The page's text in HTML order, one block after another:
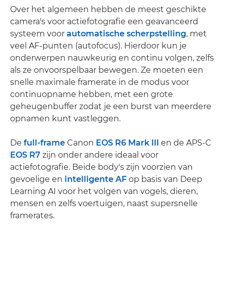
Over het algemeen hebben de meest geschikte
camera's voor actiefotografie een geavanceerd
systeem voor automatische scherpstelling, met
veel AF-punten (autofocus). Hierdoor kun je
onderwerpen nauwkeurig en continu volgen, zelfs
als ze onvoorspelbaar bewegen. Ze moeten een
snelle maximale framerate in de modus voor
continuopname hebben, met een grote
geheugenbuffer zodat je een burst van meerdere
opnamen kunt vastleggen.
De full-frame Canon EOS R6 Mark III en de APS-C
EOS R7 zijn onder andere ideaal voor
actiefotografie. Beide body's zijn voorzien van
gevoelige en intelligente AF op basis van Deep
Learning AI voor het volgen van vogels, dieren,
mensen en zelfs voertuigen, naast supersnelle
framerates.